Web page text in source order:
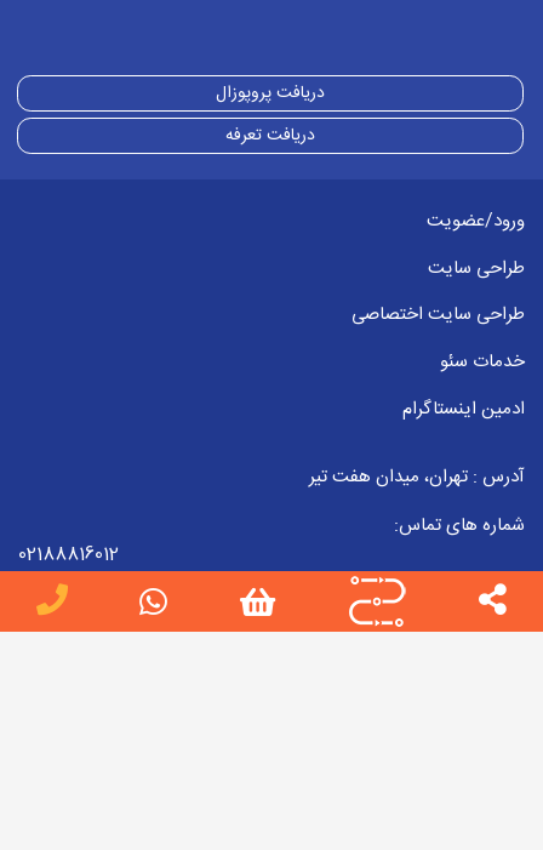
دریافت پروپوزال
دریافت تعرفه
ورود/عضویت
طراحی سایت
طراحی سایت اختصاصی
خدمات سئو
ادمین اینستاگرام
آدرس : تهران، میدان هفت تیر
شماره های تماس:
02188816012
09223857998
02188816012